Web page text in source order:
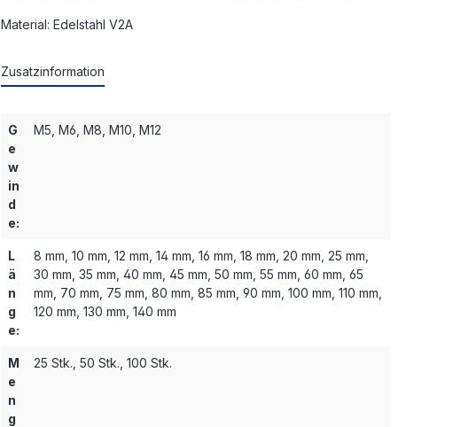
Material: Edelstahl V2A
Zusatzinformation
G
e
w
in
d
e:
M5, M6, M8, M10, M12
L
ä
n
g
e:
8 mm, 10 mm, 12 mm, 14 mm, 16 mm, 18 mm, 20 mm, 25 mm,
30 mm, 35 mm, 40 mm, 45 mm, 50 mm, 55 mm, 60 mm, 65
mm, 70 mm, 75 mm, 80 mm, 85 mm, 90 mm, 100 mm, 110 mm,
120 mm, 130 mm, 140 mm
M
e
n
g
25 Stk., 50 Stk., 100 Stk.